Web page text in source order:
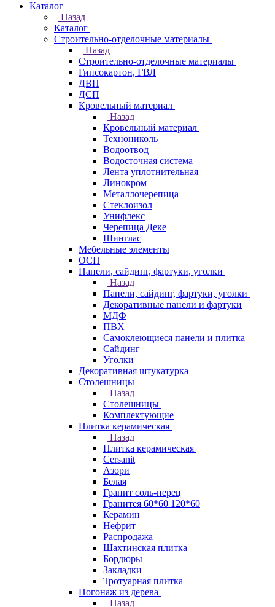
Каталог
Назад
Каталог
Строительно-отделочные материалы
Назад
Строительно-отделочные материалы
Гипсокартон, ГВЛ
ДВП
ДСП
Кровельный материал
Назад
Кровельный материал
Технониколь
Водоотвод
Водосточная система
Лента уплотнительная
Линокром
Металлочерепица
Стеклоизол
Унифлекс
Черепица Деке
Шинглас
Мебельные элементы
ОСП
Панели, сайдинг, фартуки, уголки
Назад
Панели, сайдинг, фартуки, уголки
Декоративные панели и фартуки
МДФ
ПВХ
Самоклеющиеся панели и плитка
Сайдинг
Уголки
Декоративная штукатурка
Столешницы
Назад
Столешницы
Комплектующие
Плитка керамическая
Назад
Плитка керамическая
Cersanit
Азори
Белая
Гранит соль-перец
Гранитея 60*60 120*60
Керамин
Нефрит
Распродажа
Шахтинская плитка
Бордюры
Закладки
Тротуарная плитка
Погонаж из дерева
Назад